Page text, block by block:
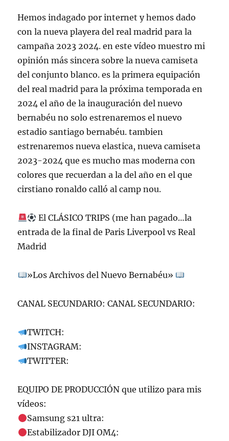
Hemos indagado por internet y hemos dado
con la nueva playera del real madrid para la
campaña 2023 2024. en este vídeo muestro mi
opinión más sincera sobre la nueva camiseta
del conjunto blanco. es la primera equipación
del real madrid para la próxima temporada en
2024 el año de la inauguración del nuevo
bernabéu no solo estrenaremos el nuevo
estadio santiago bernabéu. tambien
estrenaremos nueva elastica, nueva camiseta
2023-2024 que es mucho mas moderna con
colores que recuerdan a la del año en el que
cirstiano ronaldo calló al camp nou.
El CLÁSICO TRIPS (me han pagado…la
entrada de la final de Paris Liverpool vs Real
Madrid
»Los Archivos del Nuevo Bernabéu»
CANAL SECUNDARIO: CANAL SECUNDARIO:
TWITCH:
INSTAGRAM:
TWITTER:
EQUIPO DE PRODUCCIÓN que utilizo para mis
vídeos:
Samsung s21 ultra:
Estabilizador DJI OM4: